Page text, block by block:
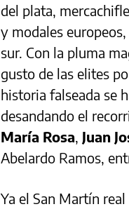
del plata,
y modales
sur. Con la pluma
gusto de las elites
historia falseada se
desandando el
María Rosa, Juan
Abelardo Ramos,
Ya el San Martín